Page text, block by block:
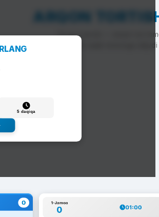
ARQON
To'g'ri javob — arqon siz
Noto'g'ri javob — arqon raqib tomonga siljiydi
5 daqiqa
0 1-Jamoa
0 01:00